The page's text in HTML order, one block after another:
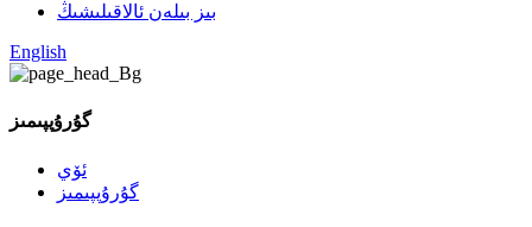
بىز بىلەن ئالاقىلىشىڭ
English
گۇرۇپپىمىز
ئۆي
گۇرۇپپىمىز